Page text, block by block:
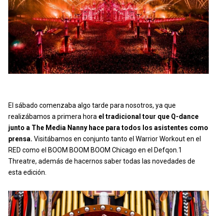
El sábado comenzaba algo tarde para nosotros, ya que
realizábamos a primera hora el tradicional tour que Q-dance
junto a The Media Nanny hace para todos los asistentes como
prensa. Visitábamos en conjunto tanto el Warrior Workout en el
RED como el BOOM BOOM BOOM Chicago en el Defqon.1
Threatre, además de hacernos saber todas las novedades de
esta edición.